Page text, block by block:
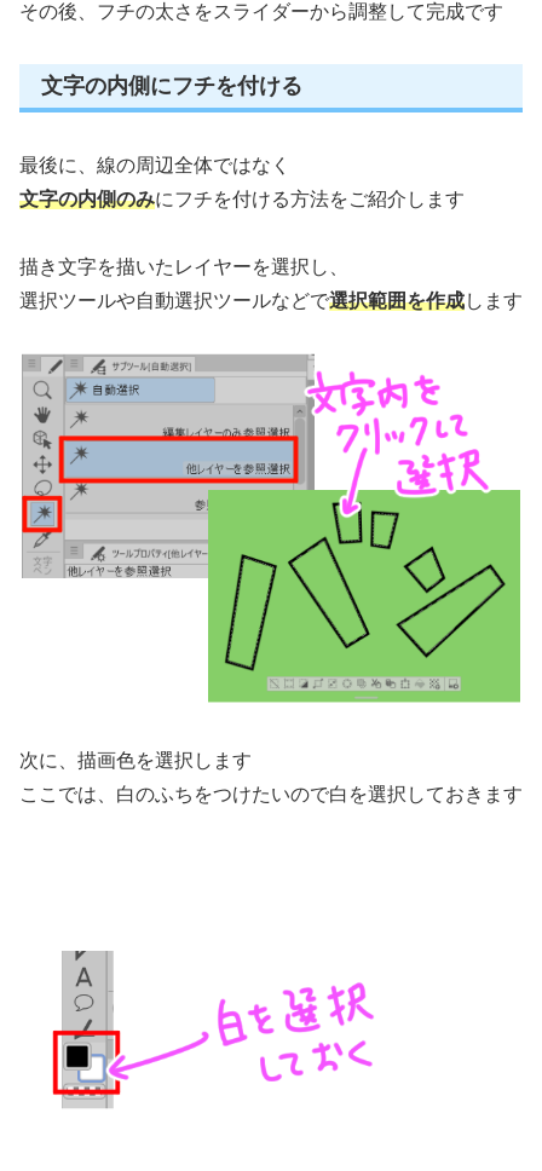
その後、フチの太さをスライダーから調整して完成です
文字の内側にフチを付ける
最後に、線の周辺全体ではなく
文字の内側のみにフチを付ける方法をご紹介します
描き文字を描いたレイヤーを選択し、
選択ツールや自動選択ツールなどで選択範囲を作成します
次に、描画色を選択します
ここでは、白のふちをつけたいので白を選択しておきます